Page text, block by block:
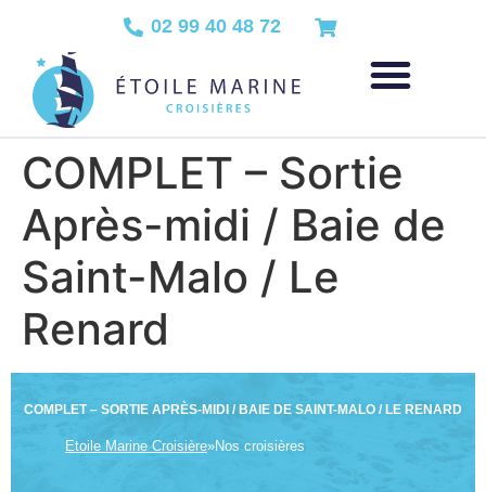
02 99 40 48 72
COMPLET – Sortie
Après-midi / Baie de
Saint-Malo / Le
Renard
COMPLET – SORTIE APRÈS-MIDI / BAIE DE SAINT-MALO / LE RENARD
Etoile Marine Croisière»Nos croisières